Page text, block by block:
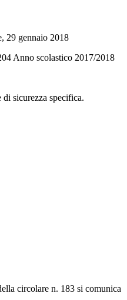
29 gennaio 2018
Anno scolastico 2017/2018
sicurezza specifica.
circolare n. 183 si comunica